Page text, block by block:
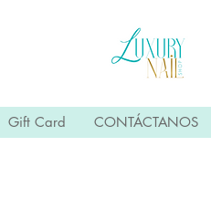
Gift Card CONTÁCTANOS